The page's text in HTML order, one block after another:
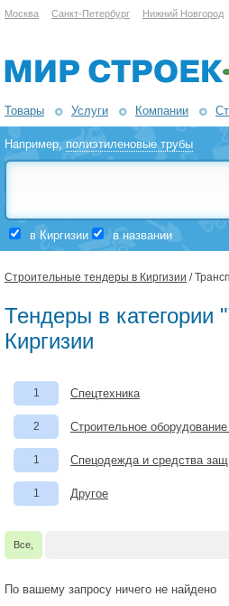
Москва Санкт-Петербург Нижний Новгород
Товары Услуги Компании
Например,полиэтиленовые трубы
в Киргизии в названии
Строительные тендеры в Киргизии /
Тендеры в категории
Киргизии
1 Спецтехника
2 Строительное
1 Спецодежда и средства
1 Другое
Все,
По вашему запросу ничего не найдено